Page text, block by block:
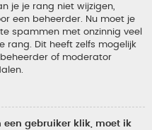
je je rang niet wijzigen,
een beheerder. Nu moet je
spammen met onzinnig veel
rang. Dit heeft zelfs mogelijk
of moderator
gebruiker klik, moet ik